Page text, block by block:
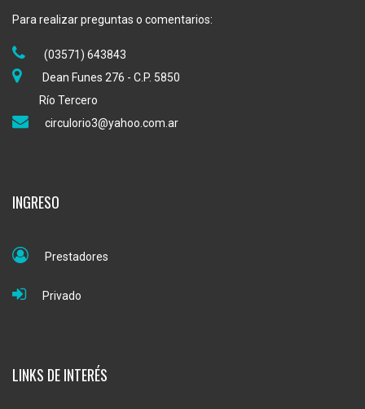
Para realizar preguntas o comentarios:
(03571) 643843
Dean Funes 276 - C.P. 5850
Río Tercero
circulorio3@yahoo.com.ar
INGRESO
Prestadores
Privado
LINKS DE INTERÉS